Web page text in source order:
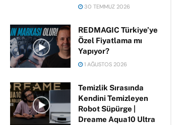
30 TEMMUZ 2026
REDMAGIC Türkiye’ye
Özel Fiyatlama mı
Yapıyor?
1 AĞUSTOS 2026
Temizlik Sırasında
Kendini Temizleyen
Robot Süpürge |
Dreame Aqua10 Ultra